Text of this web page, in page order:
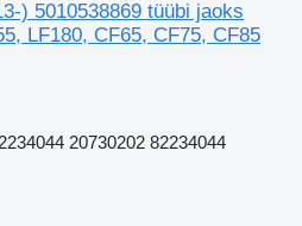
) 5010538869 tüübi jaoks
LF180, CF65, CF75, CF85
20730202 82234044